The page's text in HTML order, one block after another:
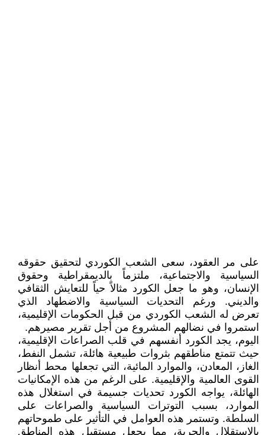
على مر العقود، سعى الشعب الكوردي لتحقيق حقوقه
السياسية والاجتماعية، ملتزماً بالديمقراطية وحقوق
الإنسان، وهو ما جعل الكورد مثالاً حياً للتعايش الثقافي
والديني. ورغم التحديات السياسية والاضطهاد الذي
تعرض له الشعب الكوردي من قبل الحكومات الإقليمية،
استمروا في نضالهم المشروع من أجل تقرير مصيرهم.
اليوم، يجد الكورد أنفسهم في قلب الصراعات الإقليمية،
حيث تتمتع مناطقهم بثروات طبيعية هائلة، تشمل النفط،
الغاز، المعادن، والموارد المائية، التي تجعلها محط أنظار
القوى العالمية والإقليمية. على الرغم من هذه الإمكانيات
الهائلة، يواجه الكورد تحديات جسيمة في استغلال هذه
الموارد، بسبب التوترات السياسية والصراعات على
السلطة. وتستمر هذه العوامل في التأثير على طموحاتهم
بالاستقلال والحرية، مما يجعل مستقبل هذه المناطق